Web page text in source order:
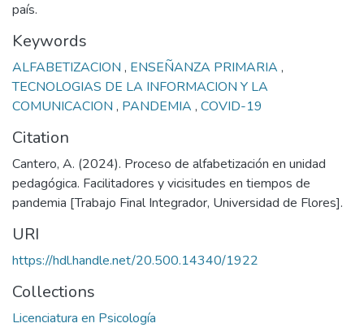
país.
Keywords
ALFABETIZACION , ENSEÑANZA PRIMARIA ,
TECNOLOGIAS DE LA INFORMACION Y LA
COMUNICACION , PANDEMIA , COVID-19
Citation
Cantero, A. (2024). Proceso de alfabetización en unidad
pedagógica. Facilitadores y vicisitudes en tiempos de
pandemia [Trabajo Final Integrador, Universidad de Flores].
URI
https://hdl.handle.net/20.500.14340/1922
Collections
Licenciatura en Psicología